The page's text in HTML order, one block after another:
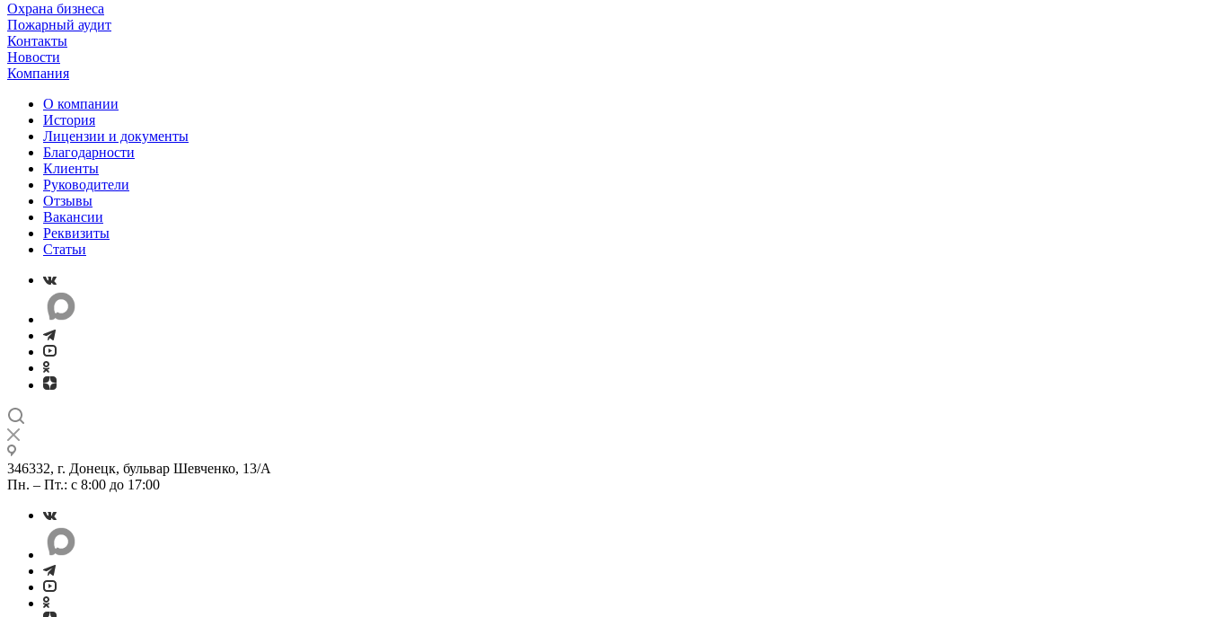
Охрана бизнеса
Пожарный аудит
Контакты
Новости
Компания
О компании
История
Лицензии и документы
Благодарности
Клиенты
Руководители
Отзывы
Вакансии
Реквизиты
Статьи
346332, г. Донецк, бульвар Шевченко, 13/А
Пн. – Пт.: с 8:00 до 17:00